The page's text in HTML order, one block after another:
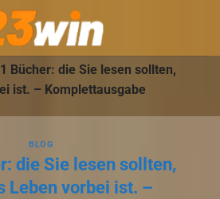
Bücher: die Sie lesen sollten,
ist. – Komplettausgabe
BLOG
die Sie lesen sollten,
Leben vorbei ist. –